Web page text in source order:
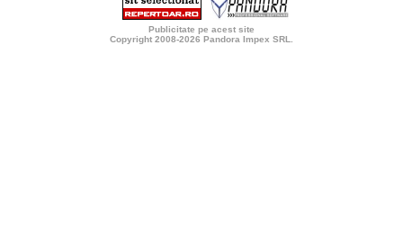
Publicitate pe acest site
Copyright 2008-2026 Pandora Impex SRL